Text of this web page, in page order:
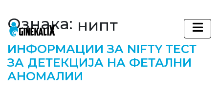
Main Navigation
Ознака: нипт
ИНФОРМАЦИИ ЗА NIFTY ТЕСТ
ЗА ДЕТЕКЦИЈА НА ФЕТАЛНИ
АНОМАЛИИ